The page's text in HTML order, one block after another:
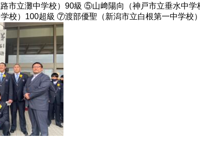
市立灘中学校）90級 ⑤山﨑陽向（神戸市立垂水中
校）100超級 ⑦渡部優聖（新潟市立白根第一中学校